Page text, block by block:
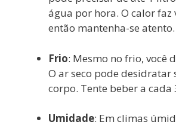
água por hora. O calor faz
então mantenha-se atento.
Frio: Mesmo no frio, você
O ar seco pode desidratar
corpo. Tente beber a cada
Umidade: Em climas